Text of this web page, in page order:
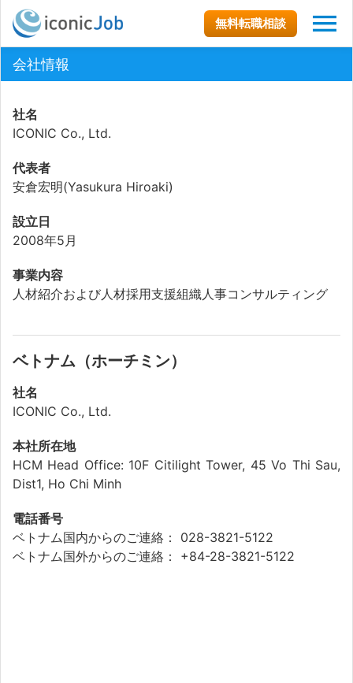
無料転職相談
会社情報
社名
ICONIC Co., Ltd.
代表者
安倉宏明(Yasukura Hiroaki)
設立日
2008年5月
事業内容
人材紹介および人材採用支援組織人事コンサルティング
ベトナム（ホーチミン）
社名
ICONIC Co., Ltd.
本社所在地
HCM Head Office: 10F Citilight Tower, 45 Vo Thi Sau,
Dist1, Ho Chi Minh
電話番号
ベトナム国内からのご連絡： 028-3821-5122
ベトナム国外からのご連絡： +84-28-3821-5122